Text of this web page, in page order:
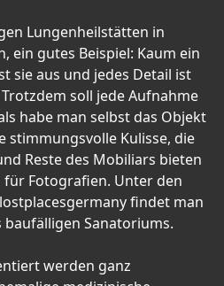
Lungenheilstätten in
ein gutes Beispiel: Kaum ein
sie aus und jedes Detail ist
soll jede Aufnahme
habe man selbst das Objekt
stimmungsvolle Kulisse, die
Reste des Mobiliars bieten
Fotografien. Unter den
findet man
Sanatoriums.
werden ganz